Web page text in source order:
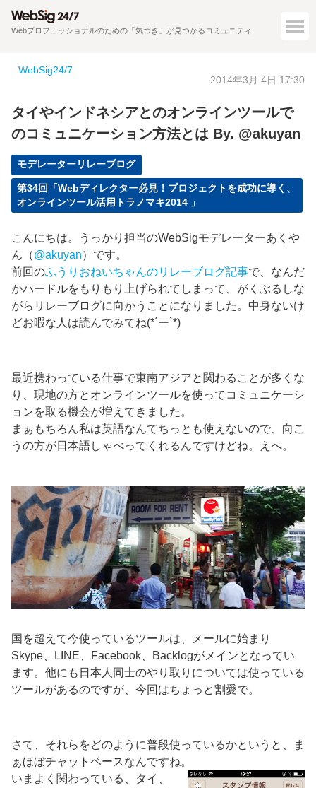
Webプロフェッショナルのための「気づき」が見つかるコミュニティ
WebSig24/7
2014年3月 4日 17:30
タイやインドネシアとのオンラインツールで
のコミュニケーション方法とは By. @akuyan
モデレーターリレーブログ
第34回「Webディレクター必見！プロジェクトを成功に導く、
オンラインツール活用トラノマキ2014 」
こんにちは。うっかり担当のWebSigモデレーターあくや
ん（@akuyan）です。
前回のふうりおねいちゃんのリレーブログ記事で、なんだ
かハードルをもりもり上げられてしまって、がくぶるしな
がらリレーブログに向かうことになりました。中身ないけ
どお暇な人は読んでみてね(*´ー`*)
最近携わっている仕事で東南アジアと関わることが多くな
り、現地の方とオンラインツールを使ってコミュニケーシ
ョンを取る機会が増えてきました。
まぁもちろん私は英語なんてちっとも使えないので、向こ
うの方が日本語しゃべってくれるんですけどね。えへ。
国を超えて今使っているツールは、メールに始まり
Skype、LINE、Facebook、Backlogがメインとなってい
ます。他にも日本人同士のやり取りについては使っている
ツールがあるのですが、今回はちょっと割愛で。
さて、それらをどのように普段使っているかというと、ま
ぁほぼチャットベースなんですね。
いまよく関わっている、タイ、